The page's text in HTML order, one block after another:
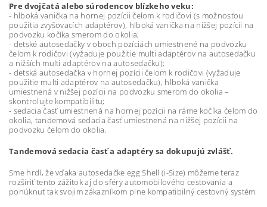
Pre dvojčatá alebo súrodencov blízkeho veku:
- hlboká vanička na hornej pozícii čelom k rodičovi (s možnosťou
použitia zvyšovacích adaptérov), hlboká vanička na nižšej pozícii na
podvozku kočíka smerom do okolia;
- detské autosedačky v oboch pozíciách umiestnené na podvozku
čelom k rodičovi (vyžaduje použitie multi adaptérov na autosedačku
a nižších multi adaptérov na autosedačku);
- detská autosedačka v hornej pozícii čelom k rodičovi (vyžaduje
použitie multi adaptérov na autosedačku), hlboká vanička
umiestnená v nižšej pozícii na podvozku smerom do okolia –
skontrolujte kompatibilitu;
- sedacia časť umiestnená na hornej pozícii na ráme kočíka čelom do
okolia, tandemová sedacia časť umiestnená na nižšej pozícii na
podvozku čelom do okolia.
Tandemová sedacia časť a adaptéry sa dokupujú zvlášť.
Sme hrdí, že vďaka autosedačke egg Shell (i-Size) môžeme teraz
rozšíriť tento zážitok aj do sféry automobilového cestovania a
ponúknuť tak svojim zákazníkom plne kompatibilný cestovný systém.